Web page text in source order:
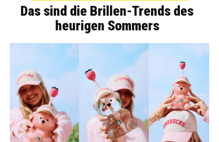
Das sind die Brillen-Trends des
heurigen Sommers